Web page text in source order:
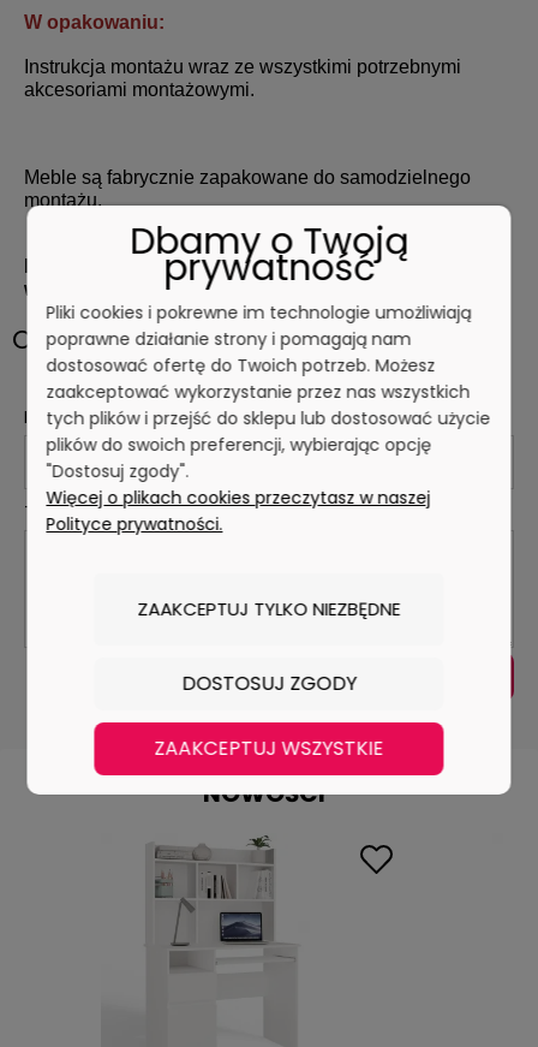
W opakowaniu:
Instrukcja montażu wraz ze wszystkimi potrzebnymi
akcesoriami montażowymi.
Meble są fabrycznie zapakowane do samodzielnego
montażu.
Pozostałe szczegółowe wymiary znajdują się poniżej
w zakładce "Pliki" w postaci arkusza kalkulacyjnego.
Opinie o produkcie (0)
Imię lub pseudonim:
Twoja opinia:
NOWOŚCI
Dbamy o Twoją
prywatność
Pliki cookies i pokrewne im technologie umożliwiają
poprawne działanie strony i pomagają nam
dostosować ofertę do Twoich potrzeb. Możesz
zaakceptować wykorzystanie przez nas wszystkich
tych plików i przejść do sklepu lub dostosować użycie
plików do swoich preferencji, wybierając opcję
"Dostosuj zgody".
Więcej o plikach cookies przeczytasz w naszej
Polityce prywatności.
ZAAKCEPTUJ TYLKO NIEZBĘDNE
DOSTOSUJ ZGODY
ZAAKCEPTUJ WSZYSTKIE